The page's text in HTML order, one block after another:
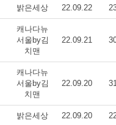
밝은세상 22.09.22
캐나다뉴
서울by김
치맨
22.09.21
캐나다뉴
서울by김
치맨
22.09.20
밝은세상 22.09.20